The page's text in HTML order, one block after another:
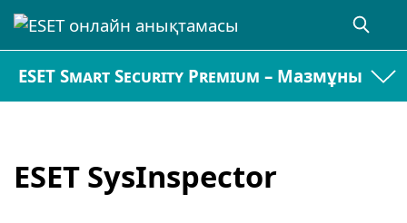
ESET Smart Security Premium – Мазмұны
ESET SysInspector